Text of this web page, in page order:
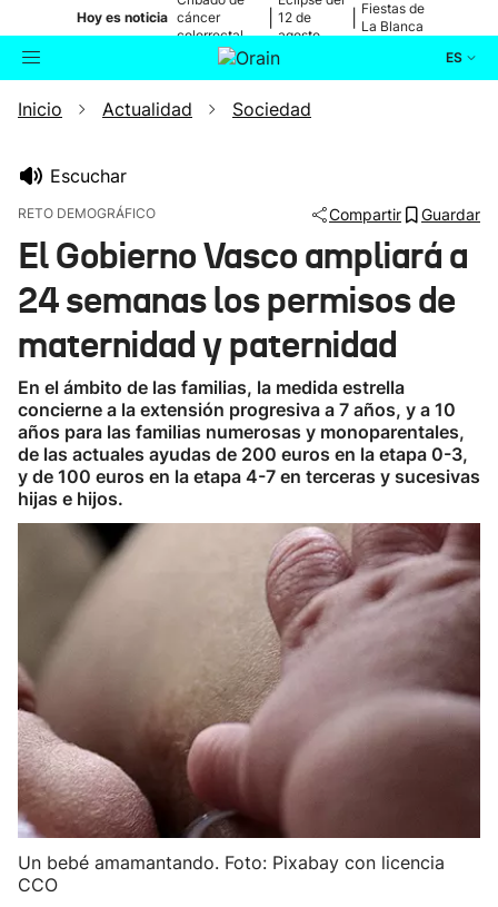
Hoy es noticia cáncer
colorrectal
12 de
agosto
Fiestas de
La Blanca
ES
Buscador Actualidad
Ikusmiran
Eguraldia
Inicio Actualidad Sociedad
Escuchar
RETO DEMOGRÁFICO Compartir Guardar
El Gobierno Vasco ampliará a
24 semanas los permisos de
maternidad y paternidad
En el ámbito de las familias, la medida estrella
concierne a la extensión progresiva a 7 años, y a 10
años para las familias numerosas y monoparentales,
de las actuales ayudas de 200 euros en la etapa 0-3,
y de 100 euros en la etapa 4-7 en terceras y sucesivas
hijas e hijos.
Un bebé amamantando. Foto: Pixabay con licencia
CCO